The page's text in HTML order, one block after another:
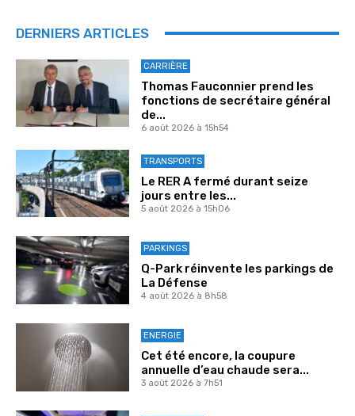
DERNIERS ARTICLES
CARRIÈRE
Thomas Fauconnier prend les
fonctions de secrétaire général
de...
6 août 2026 à 15h54
TRANSPORTS
Le RER A fermé durant seize
jours entre les...
5 août 2026 à 15h06
PARKINGS
Q-Park réinvente les parkings de
La Défense
4 août 2026 à 8h58
ENERGIE
Cet été encore, la coupure
annuelle d’eau chaude sera...
3 août 2026 à 7h51